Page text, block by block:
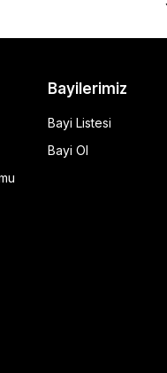
Kompozit Universal 45 lt
Bayilerimiz
Bayi Listesi
Bayi Ol